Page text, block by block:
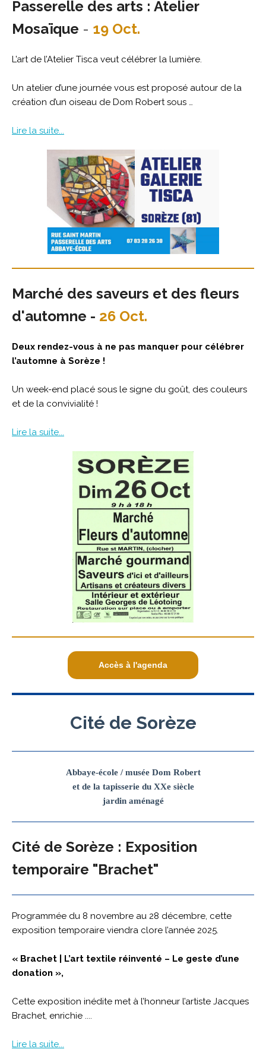
Passerelle des arts : Atelier
Mosaïque - 19 Oct.
L’art de l’Atelier Tisca veut célébrer la lumière.
Un atelier d’une journée vous est proposé autour de la
création d’un oiseau de Dom Robert sous …
Lire la suite...
Marché des saveurs et des fleurs
d'automne - 26 Oct.
Deux rendez-vous à ne pas manquer pour célébrer
l’automne à Sorèze !
Un week-end placé sous le signe du goût, des couleurs
et de la convivialité !
Lire la suite...
Accès à l'agenda
Cité de Sorèze
Abbaye-école / musée Dom Robert
et de la tapisserie du XXe siècle
jardin aménagé
Cité de Sorèze : Exposition
temporaire "Brachet"
Programmée du 8 novembre au 28 décembre, cette
exposition temporaire viendra clore l’année 2025.
« Brachet | L’art textile réinventé – Le geste d’une
donation »,
Cette exposition inédite met à l’honneur l’artiste Jacques
Brachet, enrichie ....
Lire la suite...